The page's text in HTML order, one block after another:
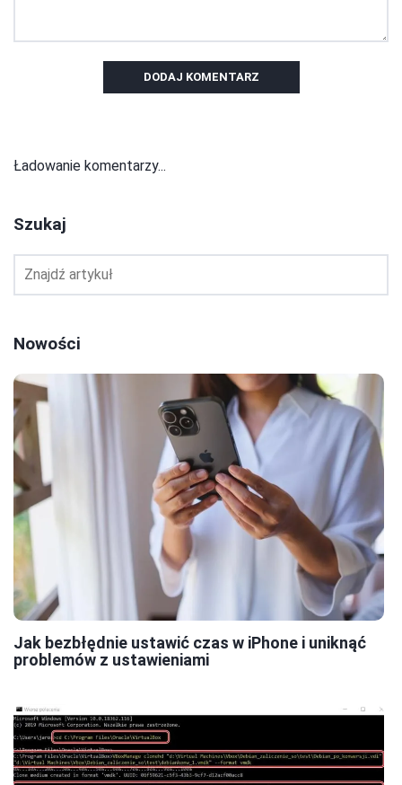
DODAJ KOMENTARZ
Ładowanie komentarzy...
Szukaj
Nowości
Jak bezbłędnie ustawić czas w iPhone i uniknąć
problemów z ustawieniami